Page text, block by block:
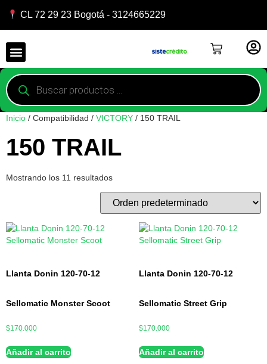
CL 72 29 23 Bogotá - 3124665229
Inicio / Compatibilidad / VICTORY / 150 TRAIL
150 TRAIL
Mostrando los 11 resultados
Llanta Donin 120-70-12
Sellomatic Monster Scoot
$170.000
Añadir al carrito
Llanta Donin 120-70-12
Sellomatic Street Grip
$170.000
Añadir al carrito